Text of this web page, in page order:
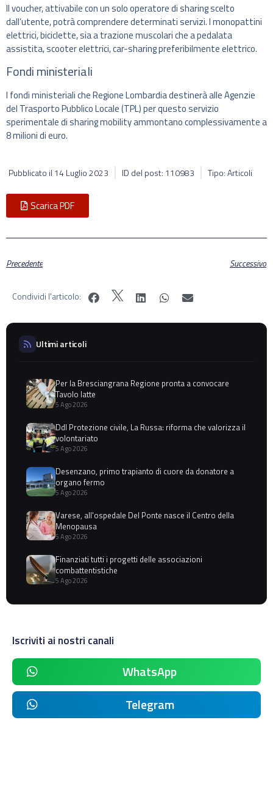
Il voucher, attivabile con un solo operatore di sharing scelto
dall’utente, potrà comprendere determinati servizi. I monopattini
elettrici, biciclette, sia a trazione muscolari che a pedalata
assistita, scooter elettrici, car-sharing preferibilmente elettrico.
Fondi ministeriali
I fondi ministeriali che Regione Lombardia destinerà alle Agenzie
del Trasporto Pubblico Locale (TPL) per questo servizio
sperimentale di sharing mobility ammontano complessivamente a
8 milioni di euro.
Pubblicato il 14 Luglio 2023 ID del post: 110983 Tipo: Articoli
Scarica PDF
Precedente Successivo
Condividi l'articolo:
Ultimi articoli
Per la Bresciangrana Regione pronta a convocare
Tavolo latte
5 Ago 2026
Ddl Protezione civile, La Russa: riforma che valorizza il
volontariato
5 Ago 2026
Desenzano, primo trapianto di cuore da donatore a
organo fermo
5 Ago 2026
Varese, all'ospedale Del Ponte nasce il Centro della
Menopausa
5 Ago 2026
Finanziati tutti i progetti delle associazioni
combattentistiche
5 Ago 2026
Iscriviti ai nostri canali
WhatsApp
Telegram